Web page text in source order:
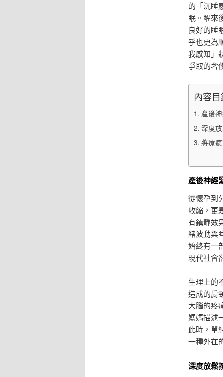
的「沉睡
眠。醒來
良好的睡
乎也更為
我感知」
爭取的奢
內容
產後
深度
將療
產後神經
從懷孕到
收縮，更
有鎮靜效
緒波動與
始終有一
現代社會
生理上的
造成的肩
大腦的疼
媽媽描述
此時，單
一種外在
深度放鬆